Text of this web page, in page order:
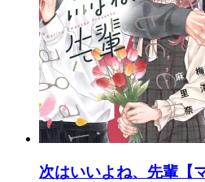
次はいいよね、先輩【